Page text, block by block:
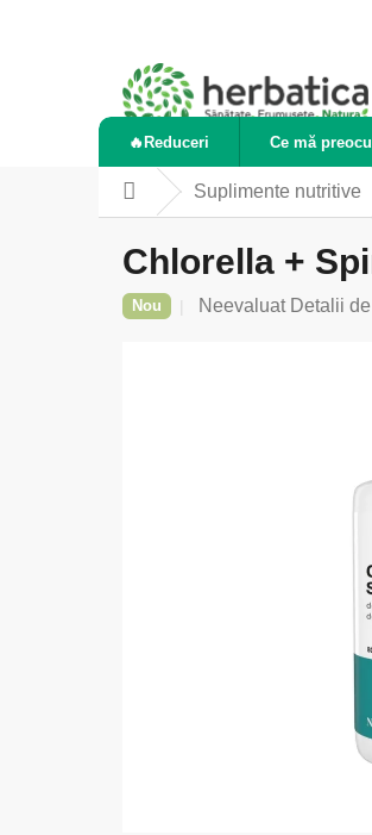
🔥Reduceri Ce mă
AcasăSuplimente nutritive
Chlorella +
Nou
Evaluarea
Neevaluat Detalii